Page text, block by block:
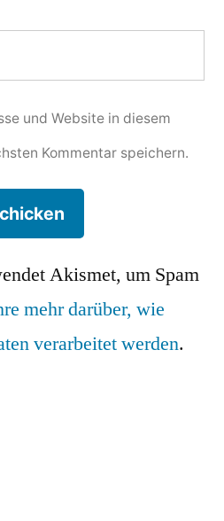
und Website in diesem
Kommentar speichern.
Akismet, um Spam
mehr darüber, wie
verarbeitet werden.